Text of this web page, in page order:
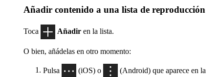
Añadir contenido a una lista de reproducción
Toca Añadir en la lista.
O bien, añádelas en otro momento:
Pulsa (iOS) o
(Android) que aparece en la